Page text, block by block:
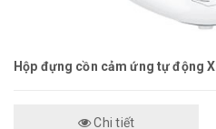
Hộp đựng cồn cảm ứng tự động
Chi tiết